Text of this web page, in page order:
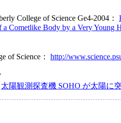
College of Science Ge4-2004：
a Cometlike Body by a Very Young
of Science： http://
太陽観測探査機 SOHO が太陽に